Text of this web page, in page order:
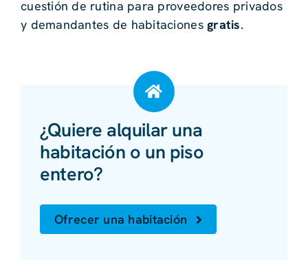
cuestión de rutina para proveedores privados
y demandantes de habitacionesgratis.
¿Quiere alquilar una
habitación o un piso
entero?
Ofrecer una habitación